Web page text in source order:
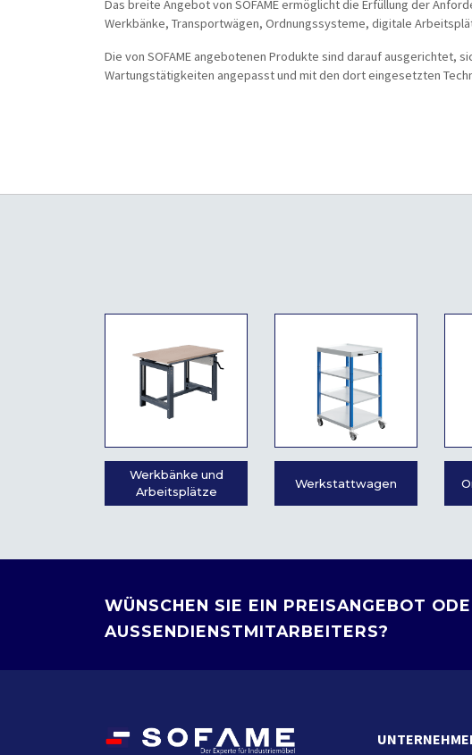
Das breite Angebot von SOFAME ermöglicht die Erfüllung der
Werkbänke, Transportwägen, Ordnungssysteme, digitale
Die von SOFAME angebotenen Produkte sind darauf
Wartungstätigkeiten angepasst und mit den dort eingesetzten
Werkbänke und
Arbeitsplätze
Werkstattwagen
WÜNSCHEN SIE EIN PREISANGEBOT
AUSSENDIENSTMITARBEITERS?